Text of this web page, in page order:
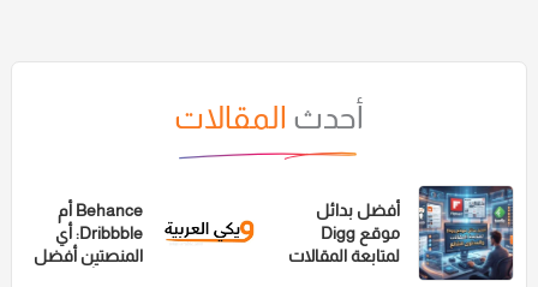
أحدث المقالات
أفضل بدائل
موقع Digg
لمتابعة المقالات
Behance أم
Dribbble: أي
المنصتين أفضل